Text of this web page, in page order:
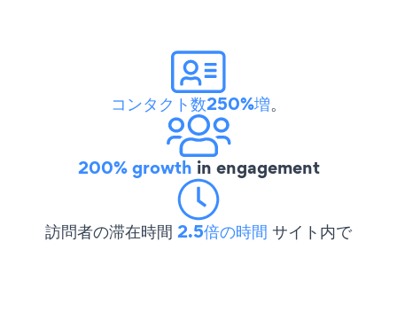
コンタクト数250%増。
200% growth in engagement
訪問者の滞在時間 2.5倍の時間 サイト内で